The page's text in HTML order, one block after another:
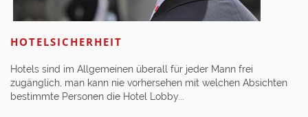
HOTELSICHERHEIT
Hotels sind im Allgemeinen überall für jeder Mann frei
zugänglich, man kann nie vorhersehen mit welchen Absichten
bestimmte Personen die Hotel Lobby...